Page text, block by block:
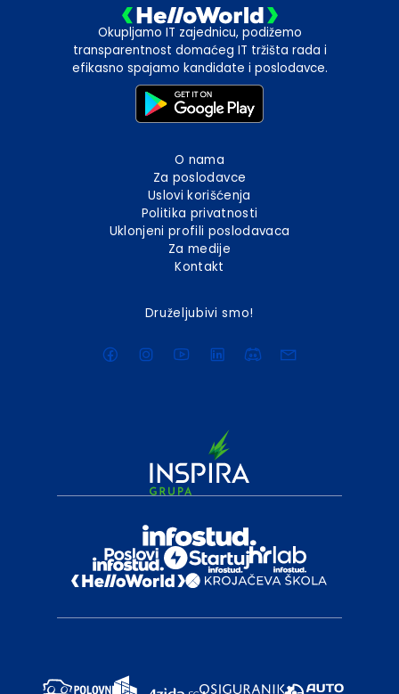
Okupljamo IT zajednicu, podižemo
transparentnost domaćeg IT tržišta rada i
efikasno spajamo kandidate i poslodavce.
O nama
Za poslodavce
Uslovi korišćenja
Politika privatnosti
Uklonjeni profili poslodavaca
Za medije
Kontakt
Druželjubivi smo!